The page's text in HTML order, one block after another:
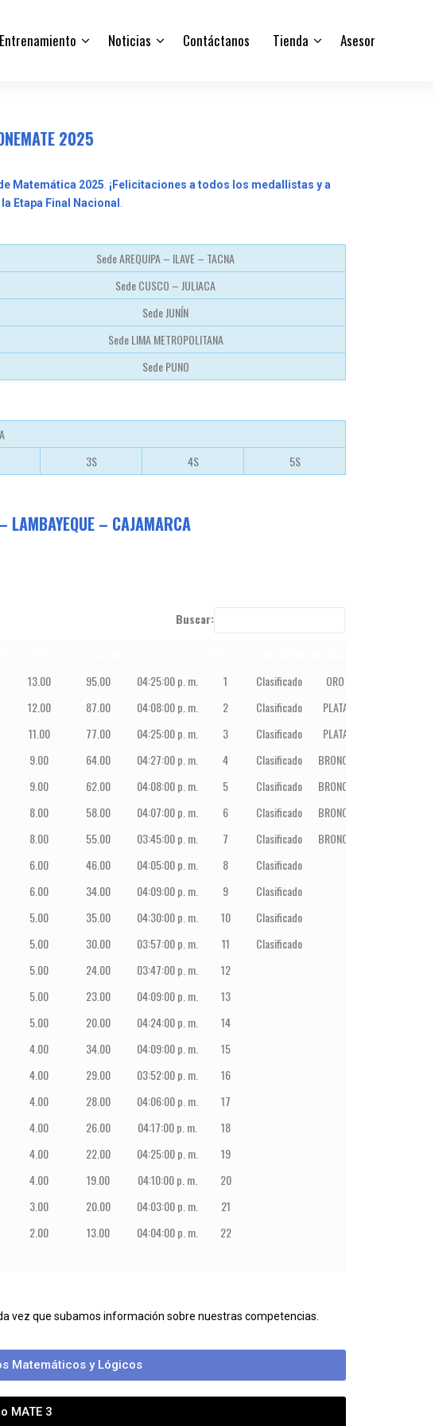
Entrenamiento Noticias Contáctanos Tienda Asesor
2025
Matemática 2025 ¡Felicitaciones a todos los medallistas y a
Etapa Final Nacional
Sede AREQUIPA – ILAVE – TACNA
Sede CUSCO – JULIACA
Sede JUNÍN
Sede LIMA METROPOLITANA
Sede PUNO
3S 4S 5S
LAMBAYEQUE – CAJAMARCA
Buscar:
13.00 95.00 04:25:00 p. m. 1 Clasificado
ORO
12.00 87.00 04:08:00 p. m. 2 Clasificado
PLATA
11.00 77.00 04:25:00 p. m. 3 Clasificado
PLATA
9.00 64.00 04:27:00 p. m. 4 Clasificado
BRONCE
9.00 62.00 04:08:00 p. m. 5 Clasificado
BRONCE
8.00 58.00 04:07:00 p. m. 6 Clasificado
BRONCE
8.00 55.00 03:45:00 p. m. 7 Clasificado
BRONCE
6.00 46.00 04:05:00 p. m. 8
Clasificado
6.00 34.00 04:09:00 p. m. 9
Clasificado
5.00 35.00 04:30:00 p. m. 10
Clasificado
5.00 30.00 03:57:00 p. m. 11
Clasificado
5.00 24.00 03:47:00 p. m.
12
5.00 23.00 04:09:00 p. m.
13
5.00 20.00 04:24:00 p. m.
14
4.00 34.00 04:09:00 p. m.
15
4.00 29.00 03:52:00 p. m.
16
4.00 28.00 04:06:00 p. m.
17
4.00 26.00 04:17:00 p. m.
18
4.00 22.00 04:25:00 p. m.
19
4.00 19.00 04:10:00 p. m.
20
3.00 20.00 04:03:00 p. m.
21
2.00 13.00 04:04:00 p. m.
22
vez que subamos información sobre nuestras competencias.
Matemáticos y Lógicos
MATE 3